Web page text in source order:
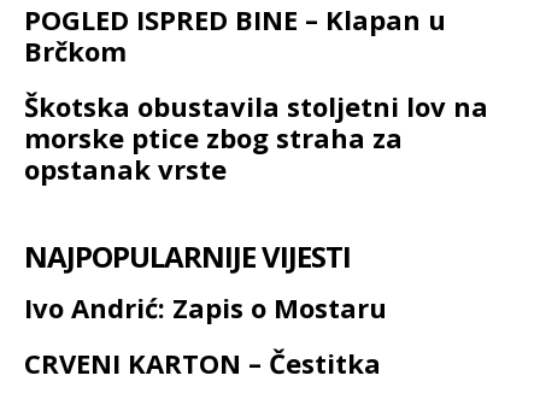
POGLED ISPRED BINE – Klapan u
Brčkom
Škotska obustavila stoljetni lov na
morske ptice zbog straha za
opstanak vrste
NAJPOPULARNIJE VIJESTI
Ivo Andrić: Zapis o Mostaru
CRVENI KARTON – Čestitka